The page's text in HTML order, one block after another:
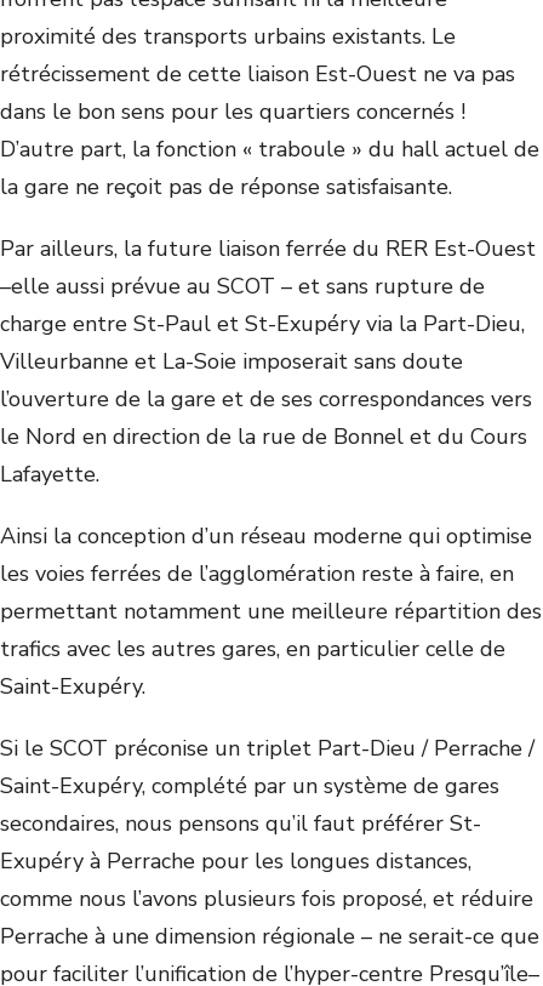
proximité des transports urbains existants. Le
rétrécissement de cette liaison Est-Ouest ne va pas
dans le bon sens pour les quartiers concernés !
D’autre part, la fonction « traboule » du hall actuel de
la gare ne reçoit pas de réponse satisfaisante.
Par ailleurs, la future liaison ferrée du RER Est-Ouest
–elle aussi prévue au SCOT – et sans rupture de
charge entre St-Paul et St-Exupéry via la Part-Dieu,
Villeurbanne et La-Soie imposerait sans doute
l’ouverture de la gare et de ses correspondances vers
le Nord en direction de la rue de Bonnel et du Cours
Lafayette.
Ainsi la conception d’un réseau moderne qui optimise
les voies ferrées de l’agglomération reste à faire, en
permettant notamment une meilleure répartition des
trafics avec les autres gares, en particulier celle de
Saint-Exupéry.
Si le SCOT préconise un triplet Part-Dieu / Perrache /
Saint-Exupéry, complété par un système de gares
secondaires, nous pensons qu’il faut préférer St-
Exupéry à Perrache pour les longues distances,
comme nous l’avons plusieurs fois proposé, et réduire
Perrache à une dimension régionale – ne serait-ce que
pour faciliter l’unification de l’hyper-centre Presqu’île–